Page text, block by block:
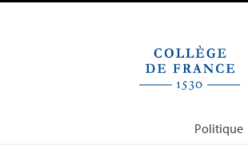
Politique